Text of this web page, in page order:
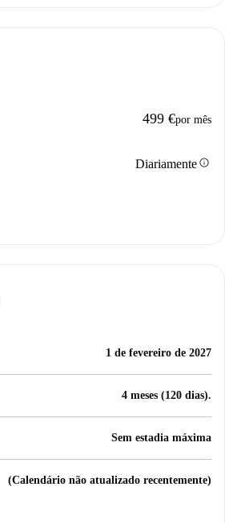
499 €por mês
Diariamenteinfo
1 de fevereiro de 2027
4 meses (120 dias).
Sem estadia máxima
(Calendário não atualizado recentemente)